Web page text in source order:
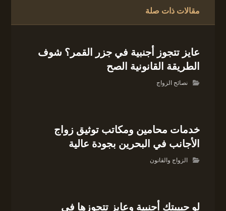
مقالات ذات صلة
عايز تتجوز أجنبية في جزر القمر؟ شوف
الطريقة القانونية الصح
نصائح الزواج
خدمات محامين ومكاتب توثيق زواج
الأجانب في البحرين بجودة عالية
الزواج والقانون
لو حبيبتك أجنبية وعايز تتجوزها في